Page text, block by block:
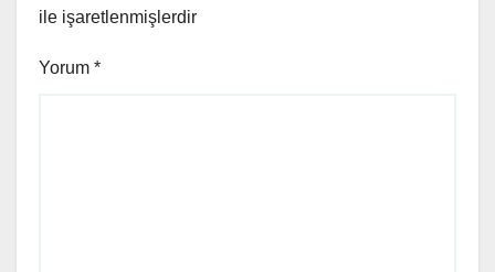
ile işaretlenmişlerdir
Yorum *